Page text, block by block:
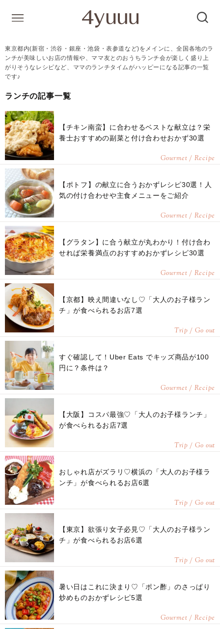
東京都内(新宿・渋谷・銀座・池袋・表参道など)をメインに、全国各地のラ
ンチが美味しいお店の情報や、ママ友とのおうちランチ会が楽しく盛り上
がりそうなレシピなど、ママのランチタイムがハッピーになる記事の一覧
です♪
ランチの記事一覧
【チキン南蛮】に合わせるベストな献立は？栄
養士おすすめの副菜と付け合わせおかず30選
Gourmet / Recipe
【ポトフ】の献立に合うおかずレシピ30選！人
気の付け合わせや主食メニューをご紹介
Gourmet / Recipe
【グラタン】に合う献立が丸わかり！付け合わ
せれば栄養満点のおすすめおかずレシピ30選
Gourmet / Recipe
【京都】映え間違いなし♡「大人のお子様ラン
チ」が食べられるお店7選
Trip / Go out
すぐ確認して！Uber Eats でキッズ商品が100
円に？条件は？
Gourmet / Recipe
【大阪】コスパ最強♡「大人のお子様ランチ」
が食べられるお店7選
Trip / Go out
おしゃれ店がズラリ♡横浜の「大人のお子様ラ
ンチ」が食べられるお店6選
Trip / Go out
【東京】欲張り女子必見♡「大人のお子様ラン
チ」が食べられるお店6選
Trip / Go out
暑い日はこれに決まり♡「ポン酢」のさっぱり
炒めものおかずレシピ5選
Gourmet / Recipe